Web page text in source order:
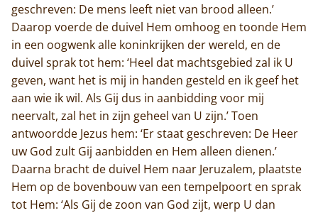
geschreven: De mens leeft niet van brood alleen.’
Daarop voerde de duivel Hem omhoog en toonde Hem
in een oogwenk alle koninkrijken der wereld, en de
duivel sprak tot hem: ‘Heel dat machtsgebied zal ik U
geven, want het is mij in handen gesteld en ik geef het
aan wie ik wil. Als Gij dus in aanbidding voor mij
neervalt, zal het in zijn geheel van U zijn.’ Toen
antwoordde Jezus hem: ‘Er staat geschreven: De Heer
uw God zult Gij aanbidden en Hem alleen dienen.’
Daarna bracht de duivel Hem naar Jeruzalem, plaatste
Hem op de bovenbouw van een tempelpoort en sprak
tot Hem: ‘Als Gij de zoon van God zijt, werp U dan